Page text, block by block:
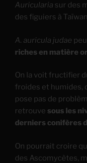
Auricularia sur des
des figuiers à
A. auricula judae
riches en matière
On la voit fructifier
froides et humides,
pose pas de
retrouve sous les
derniers conifères
On pourrait croire
des Ascomycètes,